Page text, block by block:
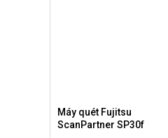
Máy quét Fujitsu
ScanPartner SP30f